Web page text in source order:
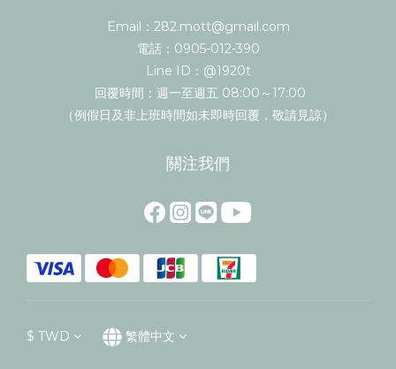
Email：282.mott@gmail.com
電話：0905-012-390
Line ID：@1920t
回覆時間：週一至週五 08:00～17:00
（例假日及非上班時間如未即時回覆，敬請見諒）
關注我們
$ TWD 繁體中文